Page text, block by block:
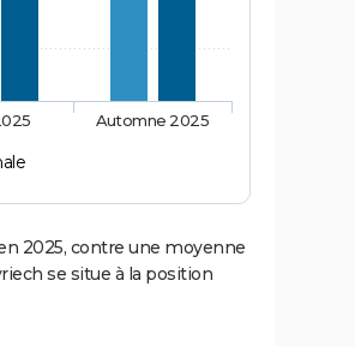
Automne 2025
2025, contre une moyenne
se situe à la position